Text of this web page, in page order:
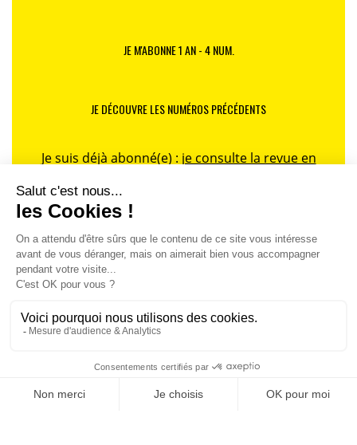
JE M'ABONNE 1 AN - 4 NUM.
JE DÉCOUVRE LES NUMÉROS PRÉCÉDENTS
Je suis déjà abonné(e) : je consulte la revue en